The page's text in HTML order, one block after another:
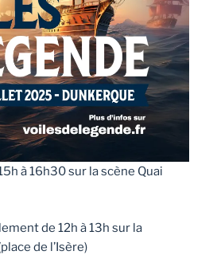
à 16h30 sur la scène Quai
de 12h à 13h sur la
de l’Isère)